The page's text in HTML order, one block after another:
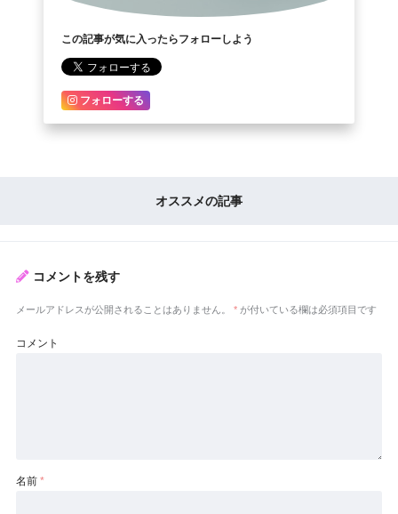
この記事が気に入ったらフォローしよう
フォローする
オススメの記事
コメントを残す
メールアドレスが公開されることはありません。 * が付いている欄は必須項目です
コメント
名前 *